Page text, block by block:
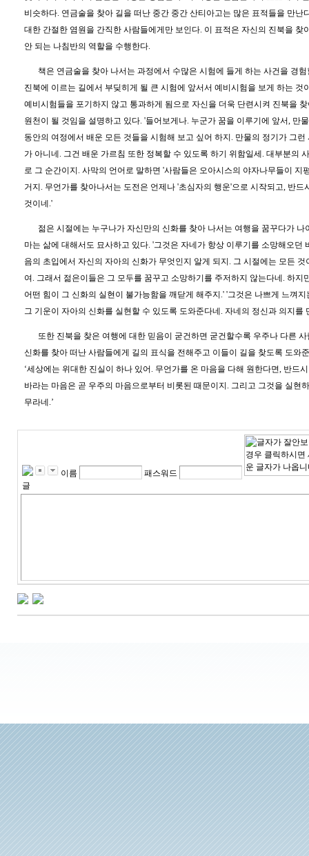
비슷하다. 연금술을 찾아 길을 떠난 중간 중간 산티아고는 많은 표적들을 만난
대한 간절한 염원을 간직한 사람들에게만 보인다. 이 표적은 자신의 진북을 찾
안 되는 나침반의 역할을 수행한다.
책은 연금술을 찾아 나서는 과정에서 수많은 시험에 들게 하는 사건을 경
진북에 이르는 길에서 부딪히게 될 큰 시험에 앞서서 예비시험을 보게 하는 것
예비시험들을 포기하지 않고 통과하게 됨으로 자신을 더욱 단련시켜 진북을
원천이 될 것임을 설명하고 있다. '들어보게나. 누군가 꿈을 이루기에 앞서, 만
동안의 여정에서 배운 모든 것들을 시험해 보고 싶어 하지 . 만물의 정기가 그런
가 아니네 . 그건 배운 가르침 또한 정복할 수 있도록 하기 위함일세 . 대부분의
로 그 순간이지 . 사막의 언어로 말하면 '사람들은 오아시스의 야자나무들이 지
거지 . 무언가를 찾아나서는 도전은 언제나 '초심자의 행운'으로 시작되고, 반드
것이네 .'
젊은 시절에는 누구나가 자신만의 신화를 찾아 나서는 여행을 꿈꾸다가
마는 삶에 대해서도 묘사하고 있다. '그것은 자네가 항상 이루기를 소망해오던
음의 초입에서 자신의 자아의 신화가 무엇인지 알게 되지 . 그 시절에는 모든
여 . 그래서 젊은이들은 그 모두를 꿈꾸고 소망하기를 주저하지 않는다네 . 하지
어떤 힘이 그 신화의 실현이 불가능함을 깨닫게 해주지 .' '그것은 나쁘게 느껴지
그 기운이 자아의 신화를 실현할 수 있도록 도와준다네 . 자네의 정신과 의지를
또한 진북을 찾은 여행에 대한 믿음이 굳건하면 굳건할수록 우주나 다른
신화를 찾아 떠난 사람들에게 길의 표식을 전해주고 이들이 길을 찾도록 도와
‘세상에는 위대한 진실이 하나 있어 . 무언가를 온 마음을 다해 원한다면, 반드
바라는 마음은 곧 우주의 마음으로부터 비롯된 때문이지 . 그리고 그것을 실현
무라네 .’
이름
패스워드
글